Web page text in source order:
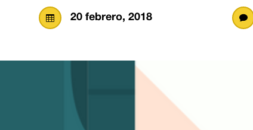
 20 febrero, 2018 